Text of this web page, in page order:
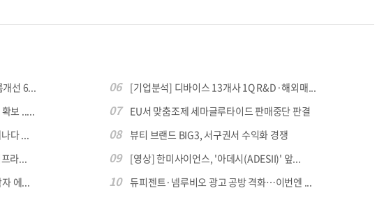
선 6...
보 .....
다 ...
라...
에...
06 [기업분석] 디바이스 13개사 1Q R&D·해외매...
07 EU서 맞춤조제 세마글루타이드 판매중단 판결
08 뷰티 브랜드 BIG3, 서구권서 수익화 경쟁
09 [영상] 한미사이언스, '아데시(ADESII)' 앞...
10 듀피젠트·넴루비오 광고 공방 격화…이번엔 ...